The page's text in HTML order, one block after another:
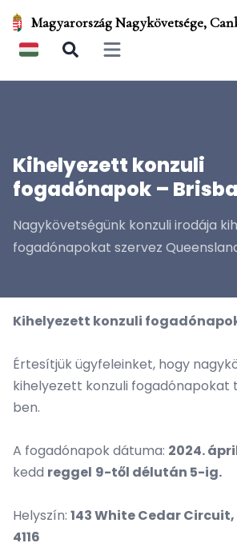
Magyarország Nagykövetsége,
Open main menu
Kihelyezett konzuli
fogadónapok –
Nagykövetségünk konzuli irodája
fogadónapokat szervez
Kihelyezett konzuli
Értesítjük ügyfeleinket, hogy
kihelyezett konzuli fogadónapokat
ben.
A fogadónapok dátuma: 2024.
kedd reggel 9-től délután 5-ig.
Helyszín: 143 White Cedar
4116